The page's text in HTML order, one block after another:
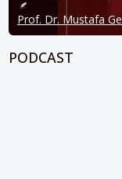
Prof. Dr. Mustafa
PODCAST